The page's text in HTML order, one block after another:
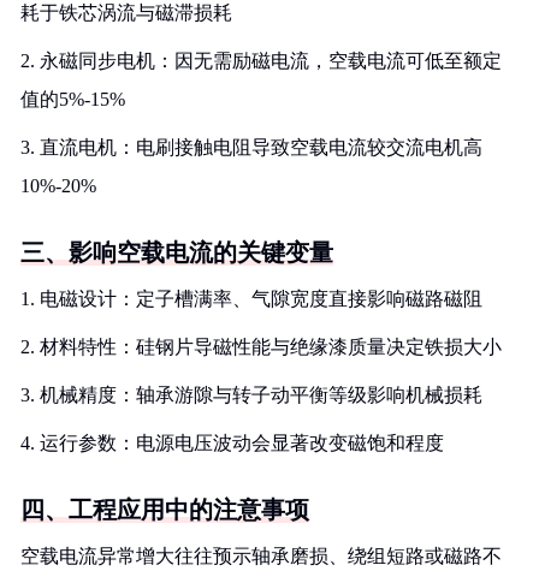
耗于铁芯涡流与磁滞损耗
2. 永磁同步电机：因无需励磁电流，空载电流可低至额定
值的5%-15%
3. 直流电机：电刷接触电阻导致空载电流较交流电机高
10%-20%
三、影响空载电流的关键变量
1. 电磁设计：定子槽满率、气隙宽度直接影响磁路磁阻
2. 材料特性：硅钢片导磁性能与绝缘漆质量决定铁损大小
3. 机械精度：轴承游隙与转子动平衡等级影响机械损耗
4. 运行参数：电源电压波动会显著改变磁饱和程度
四、工程应用中的注意事项
空载电流异常增大往往预示轴承磨损、绕组短路或磁路不